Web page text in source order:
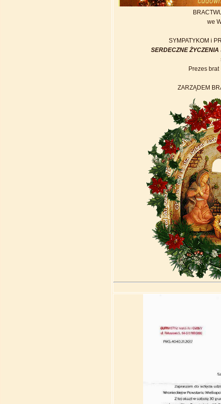
we
SYMPATYKOM i
SERDECZNE
Prezes brat
ZARZĄDEM